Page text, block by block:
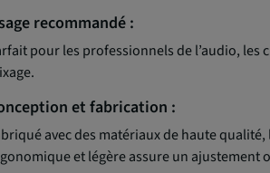
recommandé :
pour les professionnels de l’audio,
et fabrication :
avec des matériaux de haute
et légère assure un